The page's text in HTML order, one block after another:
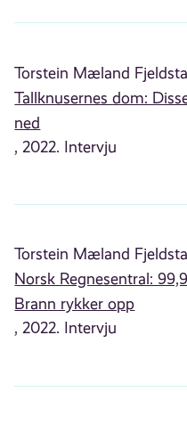
Torstein Mæland
Tallknusernes dom:
ned
, 2022. Intervju
Torstein Mæland
Norsk Regnesentral:
Brann rykker opp
, 2022. Intervju